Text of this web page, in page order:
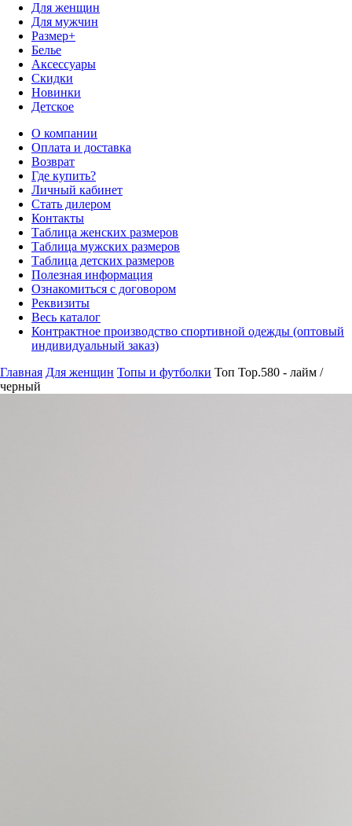
Для женщин
Для мужчин
Размер+
Белье
Аксессуары
Скидки
Новинки
Детское
О компании
Оплата и доставка
Возврат
Где купить?
Личный кабинет
Стать дилером
Контакты
Таблица женских размеров
Таблица мужских размеров
Таблица детских размеров
Полезная информация
Ознакомиться с договором
Реквизиты
Весь каталог
Контрактное производство спортивной одежды (оптовый
индивидуальный заказ)
Главная Для женщин Топы и футболки Топ Top.580 - лайм /
черный